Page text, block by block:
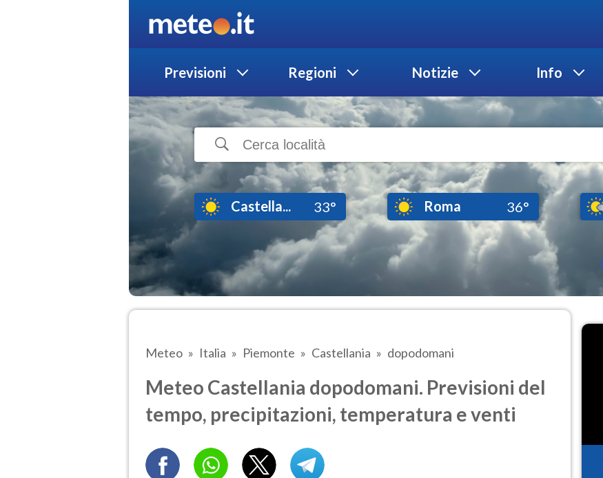
Previsioni Regioni Notizie Info
Castella... 33° Roma 36°
Meteo Italia Piemonte Castellania dopodomani
Meteo Castellania dopodomani. Previsioni del
tempo, precipitazioni, temperatura e venti